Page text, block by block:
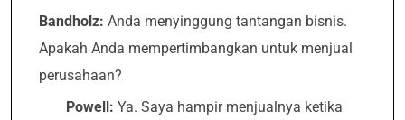
Bandholz: Anda menyinggung tantangan bisnis.
Apakah Anda mempertimbangkan untuk menjual
perusahaan?
Powell: Ya. Saya hampir menjualnya ketika